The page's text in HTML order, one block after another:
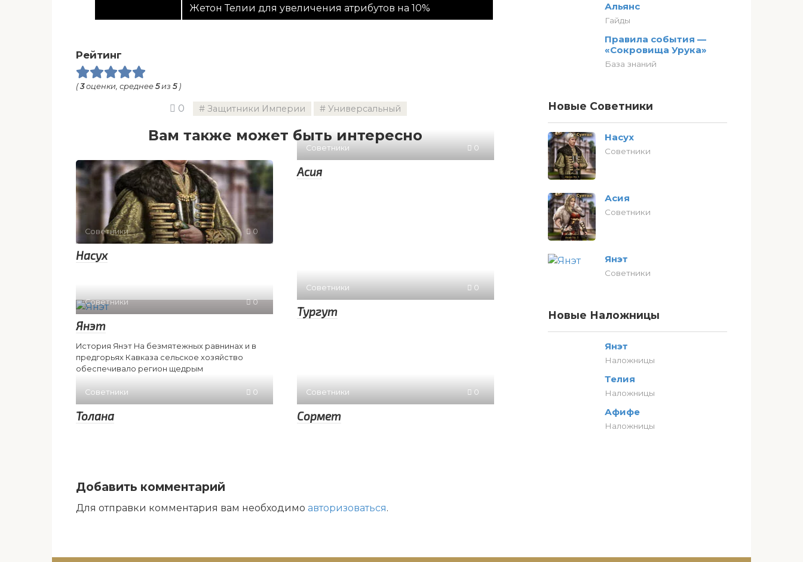
Жетон Телии для увеличения атрибутов на 10%
Рейтинг
(3оценки, среднее 5из 5)
0 Защитники Империи Универсальный
Вам также может быть интересно
Советники 0
Насух
Советники 0
Асия
Советники 0
Янэт
История Янэт На безмятежных равнинах и в
предгорьях Кавказа сельское хозяйство
обеспечивало регион щедрым
Советники 0
Тургут
Советники 0
Толана
Советники 0
Сормет
Добавить комментарий
Для отправки комментария вам необходимо авторизоваться.
Альянс
Гайды
Правила события —
«Сокровища Урука»
База знаний
Новые Советники
Насух
Советники
Асия
Советники
Янэт
Советники
Новые Наложницы
Янэт
Наложницы
Телия
Наложницы
Афифе
Наложницы